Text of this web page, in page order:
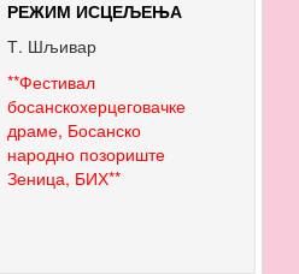
РЕЖИМ ИСЦЕЉЕЊА
Т. Шљивар
**Фестивал
босанскохерцеговачке
драме, Босанско
народно позориште
Зеница, БИХ**